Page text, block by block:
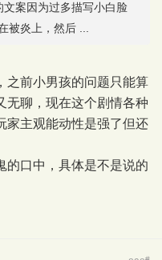
案因为过多描写小白脸
被炎上，然后 ...
之前小男孩的问题只能算
无聊，现在这个剧情各种
家主观能动性是强了但还
的口中，具体是不是说的